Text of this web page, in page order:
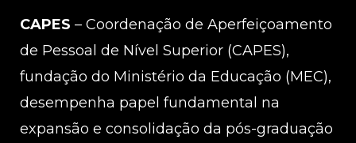
CAPES – Coordenação de Aperfeiçoamento
de Pessoal de Nível Superior (CAPES),
fundação do Ministério da Educação (MEC),
desempenha papel fundamental na
expansão e consolidação da pós-graduação